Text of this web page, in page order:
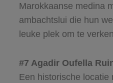
Marokkaanse medina
ambachtslui die hun
leuke plek om te
#7 Agadir Oufella
Een historische locatie